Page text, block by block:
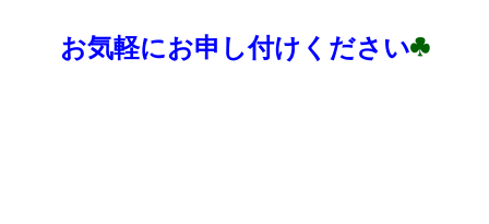
お気軽にお申し付けください